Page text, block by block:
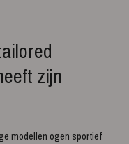
zijn
modellen ogen sportief